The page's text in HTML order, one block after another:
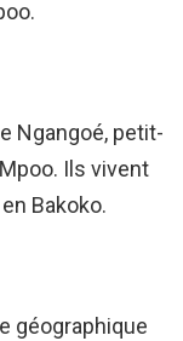
Ngangoé, petit-
Ils vivent
Bakoko.
géographique